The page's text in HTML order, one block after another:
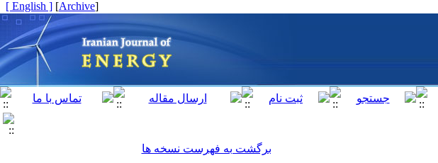
[
Archive
]
[ English ]
برگشت به فهرست نسخه ها